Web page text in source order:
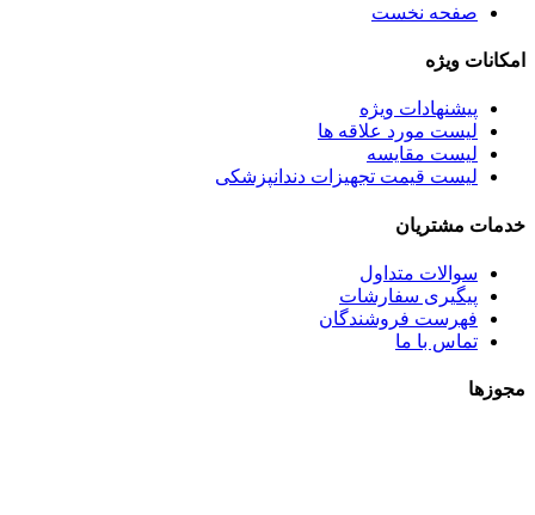
صفحه نخست
امکانات ویژه
پیشنهادات ویژه
لیست مورد علاقه ها
لیست مقایسه
لیست قیمت تجهیزات دندانپزشکی
خدمات مشتریان
سوالات متداول
پیگیری سفارشات
فهرست فروشندگان
تماس با ما
مجوزها